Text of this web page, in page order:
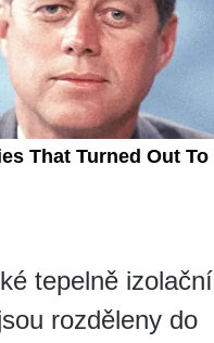
tepelně izolační
rozděleny do